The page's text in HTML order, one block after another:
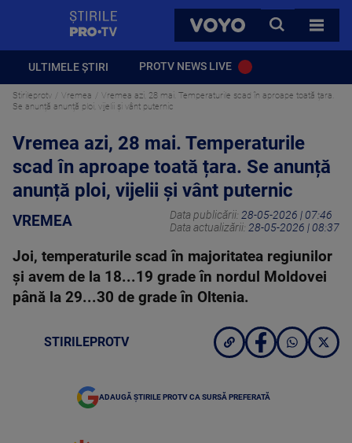
VOYO
CAUTA
TOATE
ULTIMELE ȘTIRI PROTV NEWS LIVE
Stirileprotv Vremea
Vremea azi, 28 mai. Temperaturile scad în aproape toată țara.
Se anunță anunță ploi, vijelii și vânt puternic
Vremea azi, 28 mai. Temperaturile
scad în aproape toată țara. Se anunță
anunță ploi, vijelii și vânt puternic
VREMEA Data publicării: 28-05-2026 | 07:46
Data actualizării: 28-05-2026 | 08:37
Joi, temperaturile scad în majoritatea regiunilor
și avem de la 18...19 grade în nordul Moldovei
până la 29...30 de grade în Oltenia.
STIRILEPROTV
ADAUGĂ ȘTIRILE PROTV CA SURSĂ PREFERATĂ